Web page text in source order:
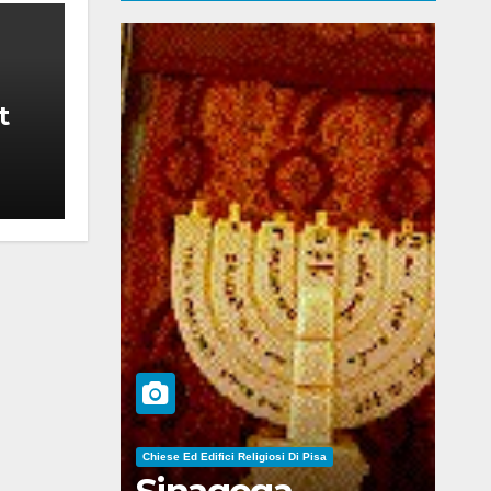
Chiese Ed Edifici Religiosi Di Pisa